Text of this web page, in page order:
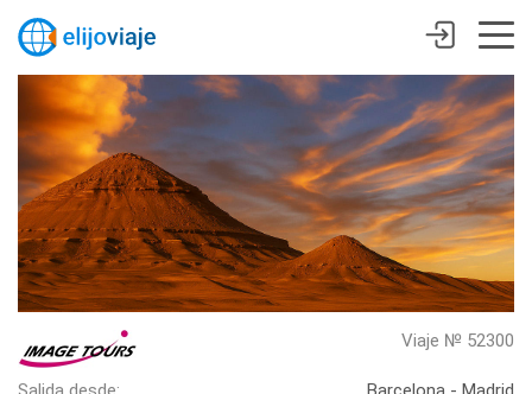
Viaje № 52300